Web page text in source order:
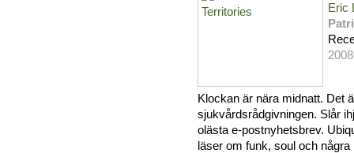
Eric
Klockan är nära midnatt. Det
sjukvårdsrådgivningen. Slår
olästa e-postnyhetsbrev.
läser om funk, soul och